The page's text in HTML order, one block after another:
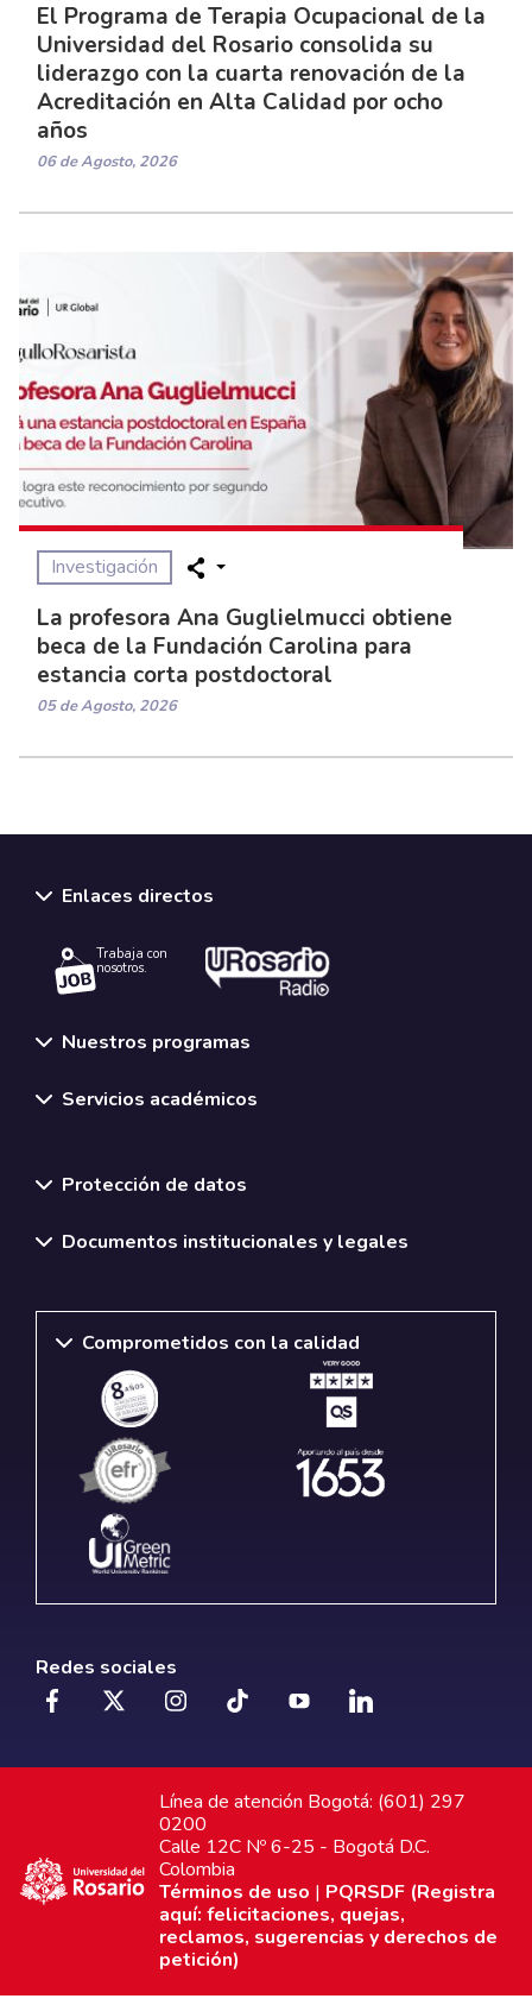
El Programa de Terapia Ocupacional de la
Universidad del Rosario consolida su
liderazgo con la cuarta renovación de la
Acreditación en Alta Calidad por ocho
años
06 de Agosto, 2026
Investigación
La profesora Ana Guglielmucci obtiene
beca de la Fundación Carolina para
estancia corta postdoctoral
05 de Agosto, 2026
Enlaces directos
Trabaja con
nosotros.
Nuestros programas
Servicios académicos
Protección de datos
Documentos institucionales y legales
Comprometidos con la calidad
Redes sociales
Línea de atención Bogotá: (601) 297
0200
Calle 12C Nº 6-25 - Bogotá D.C.
Colombia
Términos de uso | PQRSDF (Registra
aquí: felicitaciones, quejas,
reclamos, sugerencias y derechos de
petición)